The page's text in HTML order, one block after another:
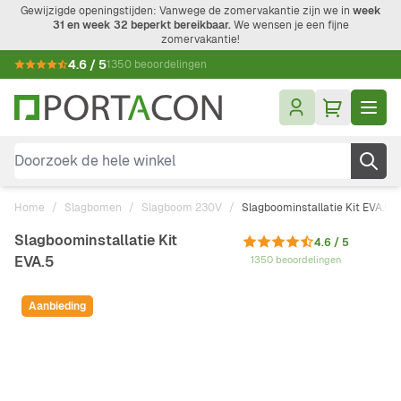
Ga naar de inhoud
Gewijzigde openingstijden: Vanwege de zomervakantie zijn we in week
31 en week 32 beperkt bereikbaar.We wensen je een fijne
zomervakantie!
4.6 / 51350 beoordelingen
Doorzoek de hele winkel
Home / Slagbomen / Slagboom 230V / Slagboominstallatie Kit EVA.5
Slagboominstallatie Kit
EVA.5
4.6 / 5
1350 beoordelingen
Aanbieding